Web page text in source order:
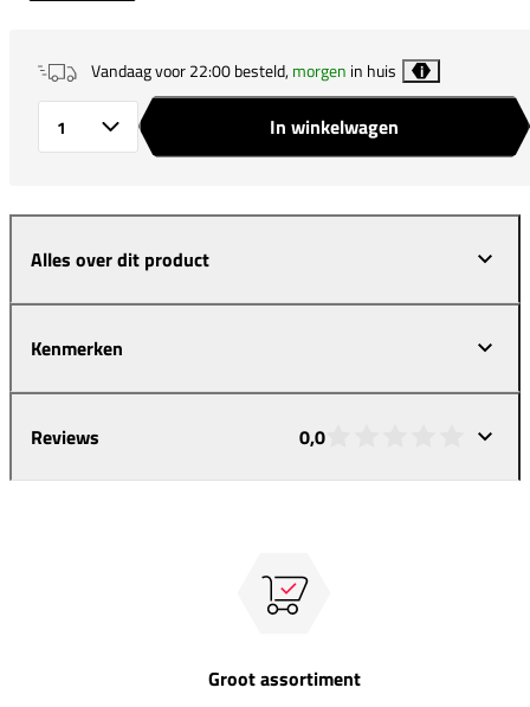
Vandaag voor 22:00 besteld,morgen in huis i
In winkelwagen
Alles over dit product
Kenmerken
Reviews 0,0
Groot assortiment